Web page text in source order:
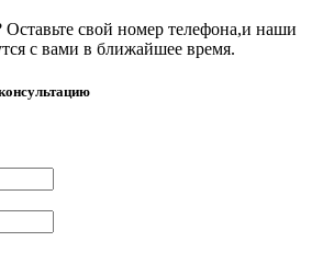
свой номер телефона,и наши
с вами в ближайшее время.